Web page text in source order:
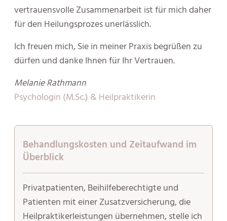
vertrauensvolle Zusammenarbeit ist für mich daher
für den Heilungsprozes unerlässlich.
Ich freuen mich, Sie in meiner Praxis begrüßen zu
dürfen und danke Ihnen für Ihr Vertrauen.
Melanie Rathmann
Psychologin (M.Sc.) & Heilpraktikerin
Behandlungskosten und Zeitaufwand im
Überblick
Privatpatienten, Beihilfeberechtigte und
Patienten mit einer Zusatzversicherung, die
Heilpraktikerleistungen übernehmen, stelle ich